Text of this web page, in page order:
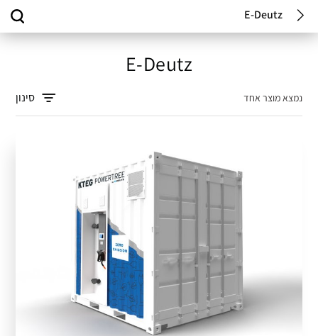
E-Deutz
E-Deutz
נמצא מוצר אחד סינון